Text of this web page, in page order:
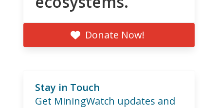
Donate Now!
Stay in Touch
Get MiningWatch updates and